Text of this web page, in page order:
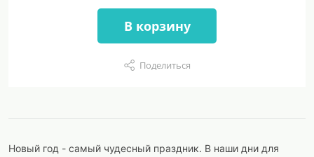
В корзину
Поделиться
Новый год - самый чудесный праздник. В наши дни для